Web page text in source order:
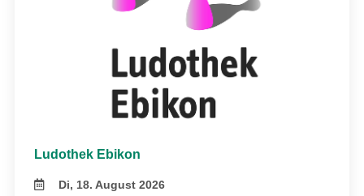
Ludothek Ebikon
Di, 18. August 2026